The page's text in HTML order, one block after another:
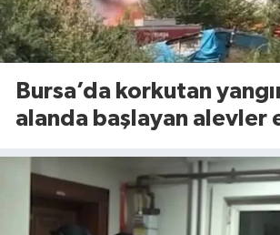
Bursa’da korkutan
alanda başlayan alevler